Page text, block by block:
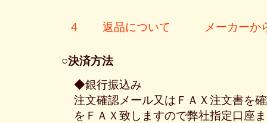
４ 返品について メーカーから直
○決済方法
◆銀行振込み
注文確認メール又はＦＡＸ注文書を
をＦＡＸ致しますので弊社指定口座